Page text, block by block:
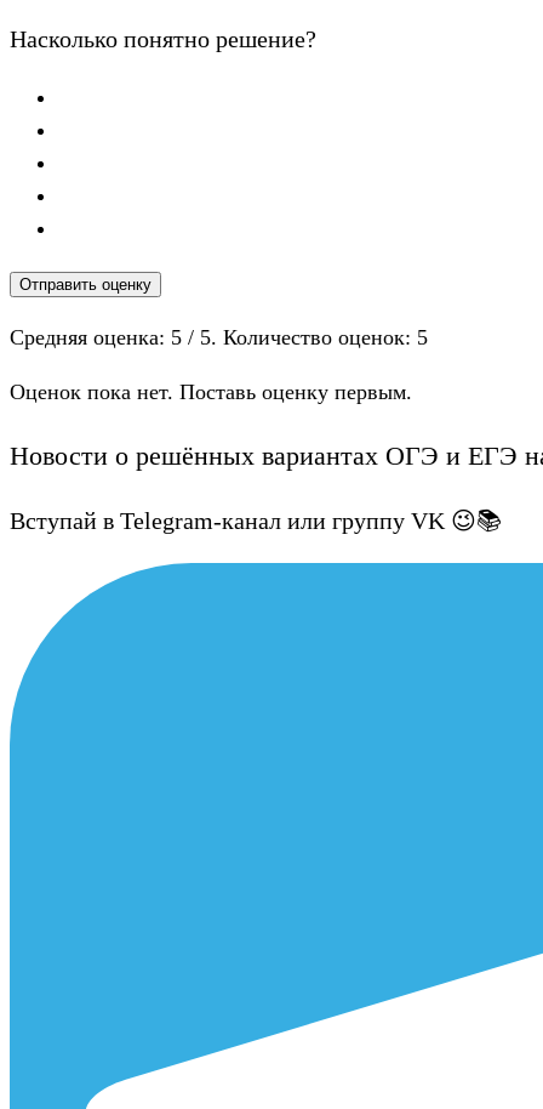
Насколько понятно решение?
Отправить оценку
Средняя оценка: 5 / 5. Количество оценок: 5
Оценок пока нет. Поставь оценку первым.
Новости о решённых вариантах ОГЭ и ЕГЭ
Вступай в Telegram-канал или группу VK 😉📚